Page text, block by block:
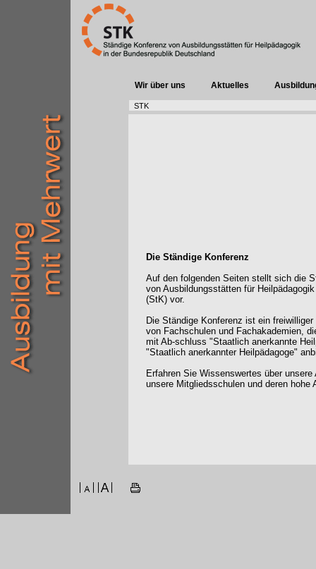
Wir über uns Aktuelles
STK
Die Ständige Konferenz
Auf den folgenden Seiten stellt sich die
von Ausbildungsstätten für
(StK) vor.
Die Ständige Konferenz ist ein
von Fachschulen und Fachakademien,
mit Ab-schluss "Staatlich anerkannte
"Staatlich anerkannter Heilpädagoge"
Erfahren Sie Wissenswertes über
unsere Mitgliedsschulen und deren hohe